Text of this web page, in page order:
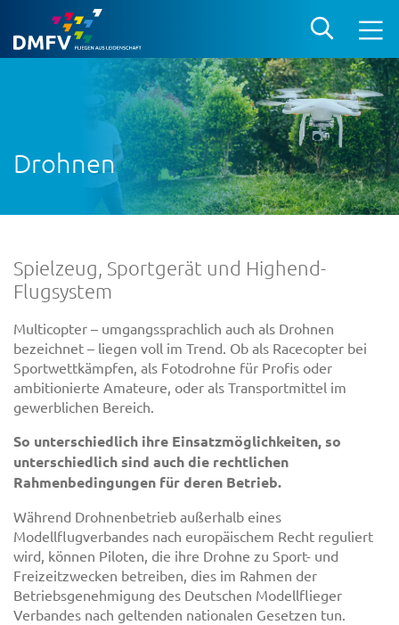
Drohnen
Spielzeug, Sportgerät und Highend-
Flugsystem
Multicopter – umgangssprachlich auch als Drohnen
bezeichnet – liegen voll im Trend. Ob als Racecopter bei
Sportwettkämpfen, als Fotodrohne für Profis oder
ambitionierte Amateure, oder als Transportmittel im
gewerblichen Bereich.
So unterschiedlich ihre Einsatzmöglichkeiten, so
unterschiedlich sind auch die rechtlichen
Rahmenbedingungen für deren Betrieb.
Während Drohnenbetrieb außerhalb eines
Modellflugverbandes nach europäischem Recht reguliert
wird, können Piloten, die ihre Drohne zu Sport- und
Freizeitzwecken betreiben, dies im Rahmen der
Betriebsgenehmigung des Deutschen Modellflieger
Verbandes nach geltenden nationalen Gesetzen tun.